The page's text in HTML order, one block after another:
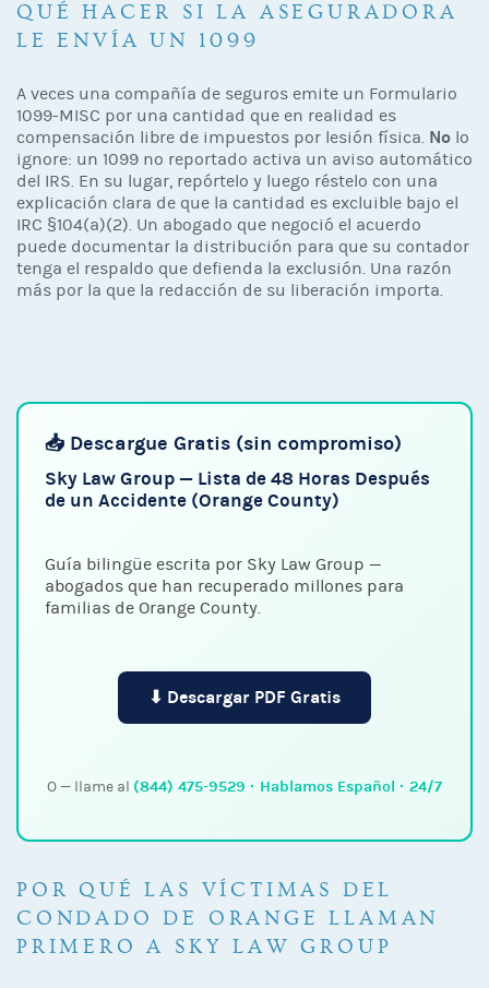
QUÉ HACER SI LA ASEGURADORA
LE ENVÍA UN 1099
A veces una compañía de seguros emite un Formulario
1099-MISC por una cantidad que en realidad es
compensación libre de impuestos por lesión física. No lo
ignore: un 1099 no reportado activa un aviso automático
del IRS. En su lugar, repórtelo y luego réstelo con una
explicación clara de que la cantidad es excluible bajo el
IRC §104(a)(2). Un abogado que negoció el acuerdo
puede documentar la distribución para que su contador
tenga el respaldo que defienda la exclusión. Una razón
más por la que la redacción de su liberación importa.
📥 Descargue Gratis (sin compromiso)
Sky Law Group — Lista de 48 Horas Después
de un Accidente (Orange County)
Guía bilingüe escrita por Sky Law Group —
abogados que han recuperado millones para
familias de Orange County.
⬇ Descargar PDF Gratis
O — llame al (844) 475-9529 · Hablamos Español · 24/7
POR QUÉ LAS VÍCTIMAS DEL
CONDADO DE ORANGE LLAMAN
PRIMERO A SKY LAW GROUP